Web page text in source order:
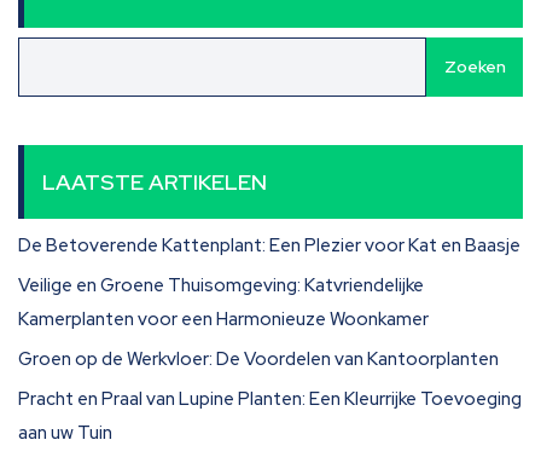
Zoeken
LAATSTE ARTIKELEN
De Betoverende Kattenplant: Een Plezier voor Kat en Baasje
Veilige en Groene Thuisomgeving: Katvriendelijke
Kamerplanten voor een Harmonieuze Woonkamer
Groen op de Werkvloer: De Voordelen van Kantoorplanten
Pracht en Praal van Lupine Planten: Een Kleurrijke Toevoeging
aan uw Tuin